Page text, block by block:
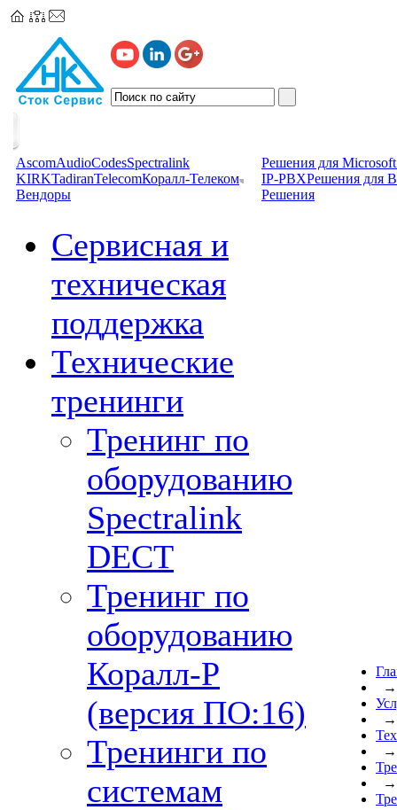
AscomAudioCodesSpectralink
KIRKTadiranTelecomКоралл-Телеком
Вендоры
Решения для
IP-PBXРешения для
Решения
Сервисная и
техническая
поддержка
Технические
тренинги
Тренинг по
оборудованию
Spectralink
DECT
Тренинг по
оборудованию
Коралл-Р
(версия ПО:16)
Тренинги по
системам